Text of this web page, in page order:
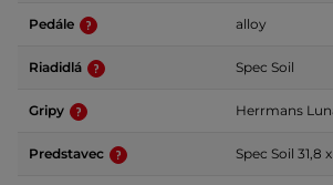
Pedále alloy
Riadidlá Spec Soil
Gripy Herrmans
Predstavec Spec Soil 31,8